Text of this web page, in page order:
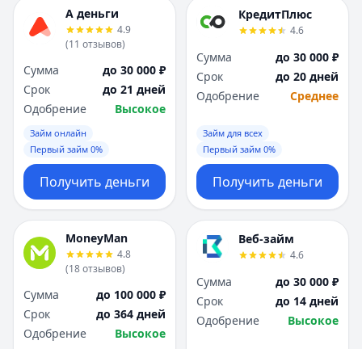
А деньги
4.9
(11 отзывов)
Сумма
до 30 000 ₽
Срок
до 21 дней
Одобрение
Высокое
Займ онлайн
Первый займ 0%
Получить деньги
КредитПлюс
4.6
Сумма
до 30 000 ₽
Срок
до 20 дней
Одобрение
Среднее
Займ для всех
Первый займ 0%
Получить деньги
MoneyMan
4.8
(18отзывов)
Сумма
до 100 000 ₽
Срок
до 364 дней
Одобрение
Высокое
Веб-займ
4.6
Сумма
до 30 000 ₽
Срок
до 14 дней
Одобрение
Высокое